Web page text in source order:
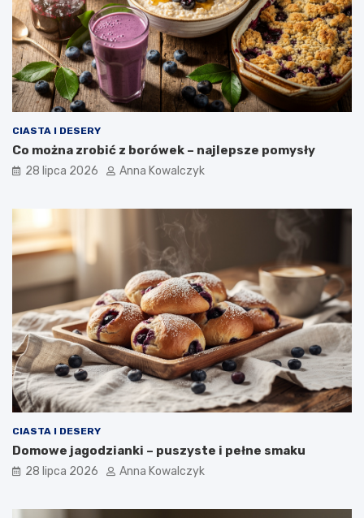
CIASTA I DESERY
Co można zrobić z borówek – najlepsze pomysły
28 lipca 2026 Anna Kowalczyk
CIASTA I DESERY
Domowe jagodzianki – puszyste i pełne smaku
28 lipca 2026 Anna Kowalczyk